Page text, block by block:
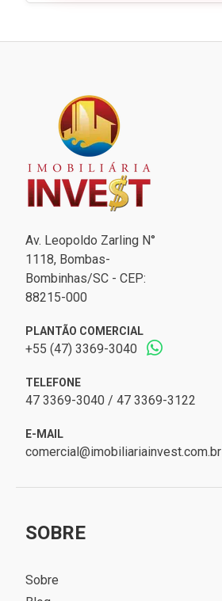
Av. Leopoldo Zarling N°
1118, Bombas-
Bombinhas/SC - CEP:
88215-000
PLANTÃO COMERCIAL
+55 (47) 3369-3040
TELEFONE
47 3369-3040 / 47 3369-3122
E-MAIL
comercial@imobiliariainvest.com.br
SOBRE
Sobre